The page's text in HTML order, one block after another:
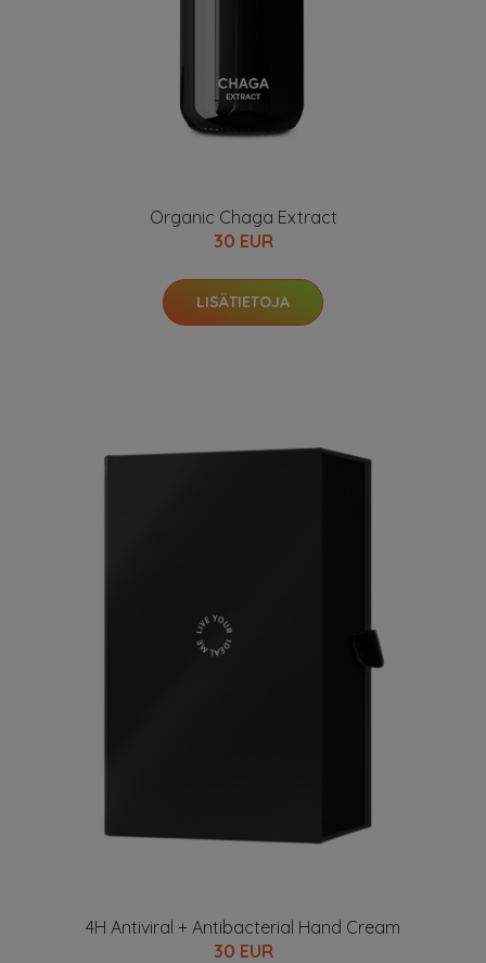
Organic Chaga Extract
30 EUR
LISÄTIETOJA
4H Antiviral + Antibacterial Hand Cream
30 EUR